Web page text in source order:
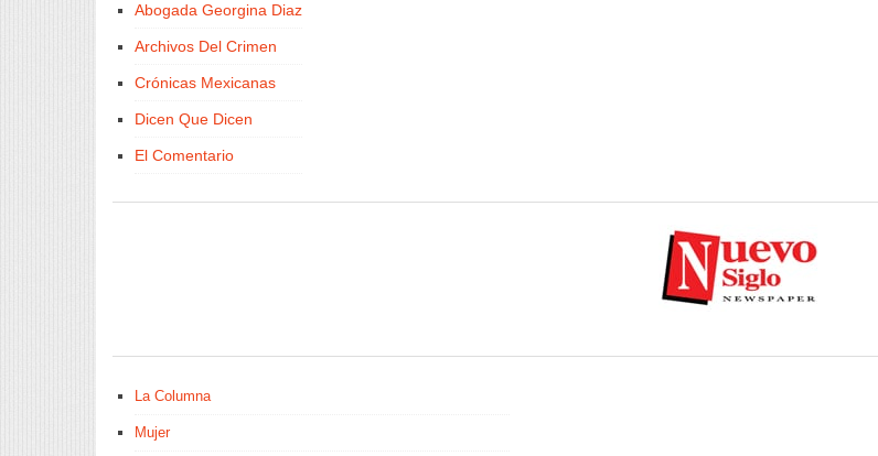
Abogada Georgina Diaz
Archivos Del Crimen
Crónicas Mexicanas
Dicen Que Dicen
El Comentario
La Columna
Mujer